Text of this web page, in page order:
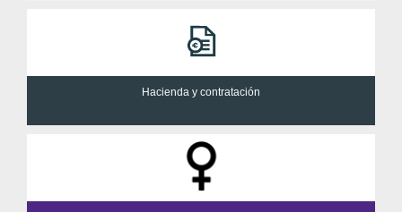
Hacienda y contratación